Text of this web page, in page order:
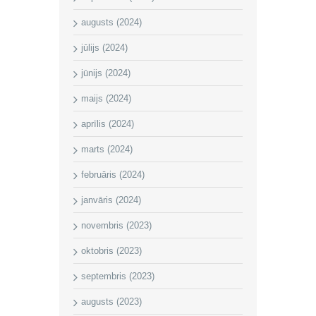
augusts (2024)
jūlijs (2024)
jūnijs (2024)
maijs (2024)
aprīlis (2024)
marts (2024)
februāris (2024)
janvāris (2024)
novembris (2023)
oktobris (2023)
septembris (2023)
augusts (2023)